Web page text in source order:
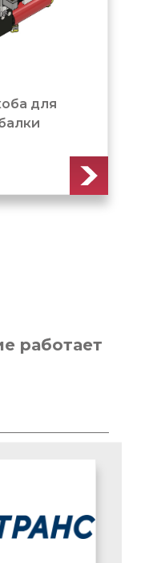
для
работает